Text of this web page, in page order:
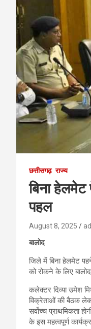
छत्तीसगढ़ राज्य
बिना
पहल
August 8, 2025
बालोद
जिले में बिना हेलमेट
को रोकने के लिए
कलेक्टर दिव्या उमेश
विक्रेताओं की बैठक
सर्वोच्च प्राथमिकता
के इस महत्वपूर्ण